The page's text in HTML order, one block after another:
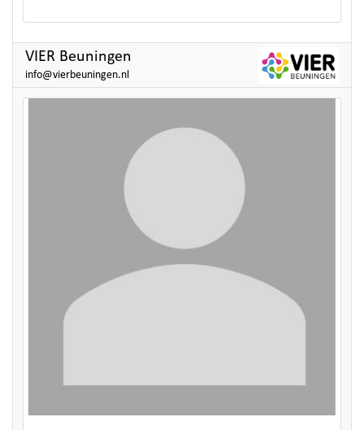
VIER Beuningen
info@vierbeuningen.nl